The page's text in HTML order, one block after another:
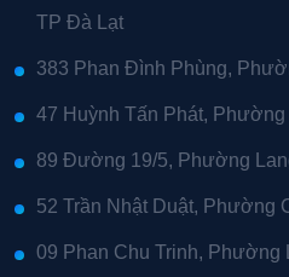
TP Đà Lạt
383 Phan Đình Phùng,
47 Huỳnh Tấn Phát,
89 Đường 19/5, Phường
52 Trần Nhật Duật, Phường
09 Phan Chu Trinh, Phường